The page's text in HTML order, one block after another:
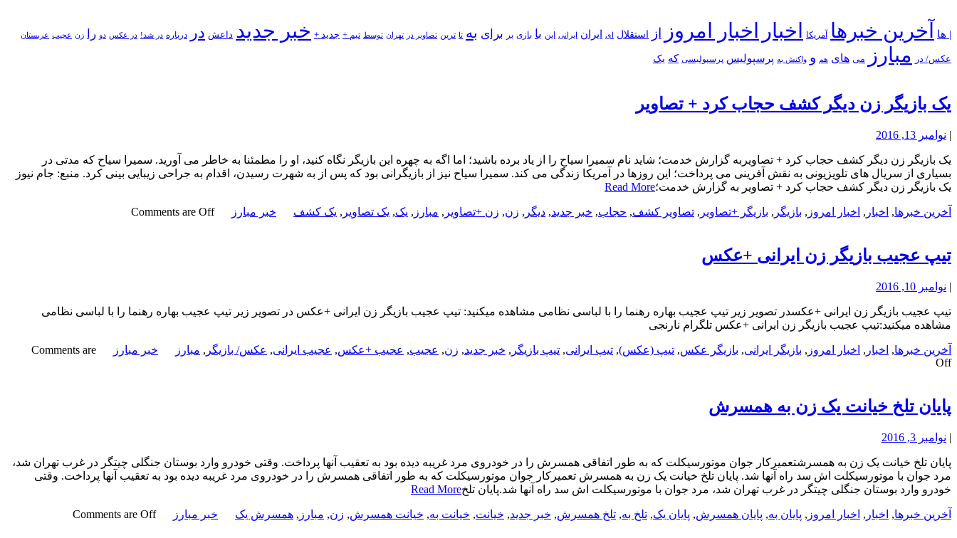
| ها آخرین خبرها آمریکا اخبار اخبار امروز از استقلال ای ایران ایرانی این با بازی بر برای به تا ترین تصاویر در تهران توسط تیم + جدید + خبر جدید داعش در درباره در شد! در عکس دو را زن عجیب عربستان
عکس/ در مبارز می های هم و واکنش به پرسپولیس پرسپولیسی که یک
یک بازیگر زن دیگر کشف حجاب کرد + تصاویر
| نوامبر 13, 2016
یک بازیگر زن دیگر کشف حجاب کرد + تصاویربه گزارش خدمت؛ شاید نام سمیرا سیاح را از یاد برده باشید؛ اما اگه به چهره این بازیگر نگاه کنید، او را مطمئنا به خاطر می آورید. سمیرا سیاح که مدتی در
بسیاری از سریال های تلویزیونی به نقش آفرینی می پرداخت؛ این روزها در آمریکا زندگی می کند. سمیرا سیاح نیز از بازیگرانی بود که پس از به شهرت رسیدن، اقدام به جراحی زیبایی بینی کرد. منبع: جام نیوز
یک بازیگر زن دیگر کشف حجاب کرد + تصاویر به گزارش خدمت؛Read More
آخرین خبرها, اخبار , اخبار امروز , بازیگر , بازیگر +تصاویر , تصاویر کشف, حجاب, خبر جدید, دیگر , زن, زن +تصاویر , مبارز , یک, یک تصاویر , یک کشف خبر مبارز Comments are Off
تیپ عجیب بازیگر زن ایرانی +عکس
| نوامبر 10, 2016
تیپ عجیب بازیگر زن ایرانی +عکسدر تصویر زیر تیپ عجیب بهاره رهنما را با لباسی نظامی مشاهده میکنید: تیپ عجیب بازیگر زن ایرانی +عکس در تصویر زیر تیپ عجیب بهاره رهنما را با لباسی نظامی
مشاهده میکنید:تیپ عجیب بازیگر زن ایرانی +عکس تلگرام نارنجی
آخرین خبرها, اخبار , اخبار امروز , بازیگر ایرانی, بازیگر عکس, تیپ (عکس), تیپ ایرانی, تیپ بازیگر , خبر جدید, زن, عجیب, عجیب +عکس, عجیب ایرانی, عکس/ بازیگر , مبارز خبر مبارز
Comments are
Off
پایان تلخ خیانت یک زن به همسرش
| نوامبر 3, 2016
پایان تلخ خیانت یک زن به همسرشتعمیرکار جوان موتورسیکلت که به طور اتفاقی همسرش را در خودروی مرد غریبه دیده بود به تعقیب آنها پرداخت. وقتی خودرو وارد بوستان جنگلی چیتگر در غرب تهران شد،
مرد جوان با موتورسیکلت اش سد راه آنها شد. پایان تلخ خیانت یک زن به همسرش تعمیرکار جوان موتورسیکلت که به طور اتفاقی همسرش را در خودروی مرد غریبه دیده بود به تعقیب آنها پرداخت. وقتی
خودرو وارد بوستان جنگلی چیتگر در غرب تهران شد، مرد جوان با موتورسیکلت اش سد راه آنها شد.پایان تلخRead More
آخرین خبرها, اخبار , اخبار امروز , پایان به, پایان همسرش, پایان یک, تلخ به, تلخ همسرش, خبر جدید, خیانت, خیانت به, خیانت همسرش, زن, مبارز , همسرش یک خبر مبارز Comments are Off